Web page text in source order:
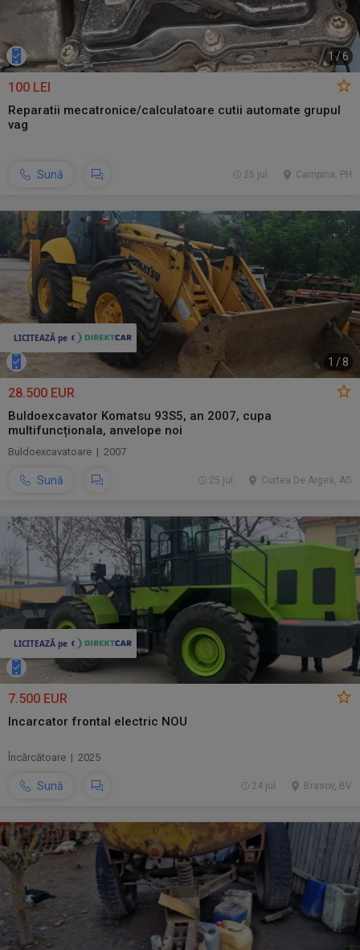
1/6
100 LEI
Reparatii mecatronice/calculatoare cutii automate grupul
vag
Sună Campina, PH
25 jul.
1 / 8
28.500 EUR
Buldoexcavator Komatsu 93S5, an 2007, cupa
multifuncționala, anvelope noi
Buldoexcavatoare | 2007
Sună Curtea De Arges, AG
25 jul.
7.500 EUR
Incarcator frontal electric NOU
Încărcătoare | 2025
Sună Brasov, BV
24 jul.